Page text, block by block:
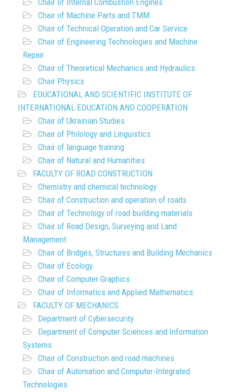
Chair of Internal Combustion Engines
Chair of Machine Parts and TMM
Chair of Technical Operation and Car Service
Chair of Engineering Technologies and Machine
Repair
Chair of Theoretical Mechanics and Hydraulics
Chair Physics
EDUCATIONAL AND SCIENTIFIC INSTITUTE OF
INTERNATIONAL EDUCATION AND COOPERATION
Chair of Ukrainian Studies
Chair of Philology and Linguistics
Chair of language training
Chair of Natural and Humanities
FACULTY OF ROAD CONSTRUCTION
Chemistry and chemical technology
Chair of Construction and operation of roads
Chair of Technology of road-building materials
Chair of Road Design, Surveying and Land
Management
Chair of Bridges, Structures and Building Mechanics
Chair of Ecology
Chair of Computer Graphics
Chair of Informatics and Applied Mathematics
FACULTY OF MECHANICS
Department of Cybersecurity
Department of Computer Sciences and Information
Systems
Chair of Construction and road machines
Chair of Automation and Computer-Integrated
Technologies